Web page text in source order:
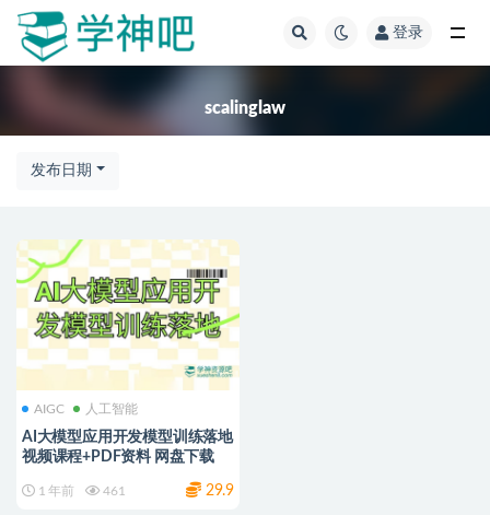
登录
scalinglaw
发布日期
AIGC 人工智能
AI大模型应用开发模型训练落地
视频课程+PDF资料 网盘下载
1 年前 461 29.9